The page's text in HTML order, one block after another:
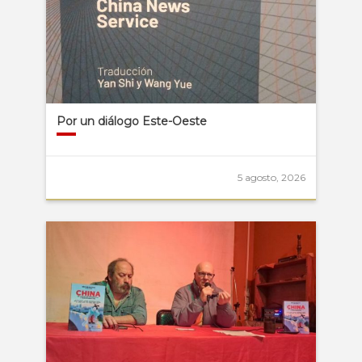
Por un diálogo Este-Oeste
5 agosto, 2026